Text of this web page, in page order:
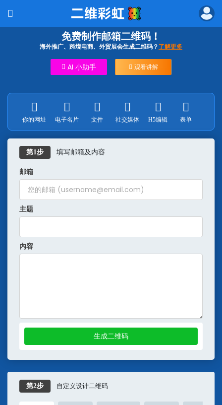
免费制作邮箱二维码！
海外推广、跨境电商、外贸展会生成二维码？了解更多
AI 小助手 观看讲解
你的网址 电子名片 文件 社交媒体 H5编辑 表单
第1步 填写邮箱及内容
邮箱
主题
内容
生成二维码
第2步 自定义设计二维码